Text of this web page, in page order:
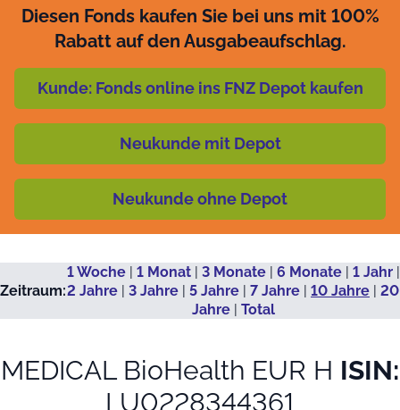
Diesen Fonds kaufen Sie bei uns mit 100%
Rabatt auf den Ausgabeaufschlag.
Kunde: Fonds online ins FNZ Depot kaufen
Neukunde mit Depot
Neukunde ohne Depot
Zeitraum:
1 Woche| 1 Monat| 3 Monate| 6 Monate| 1 Jahr|
2 Jahre | 3 Jahre | 5 Jahre | 7 Jahre | 10 Jahre | 20
Jahre| Total
MEDICAL BioHealth EUR H ISIN:
LU0228344361